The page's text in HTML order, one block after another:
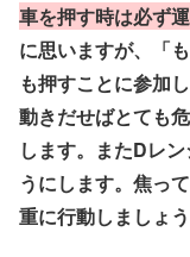
車を押す時は必ず
に思いますが、「
も押すことに参加
動きだせばとても
します。またDレ
うにします。焦っ
重に行動しましょう